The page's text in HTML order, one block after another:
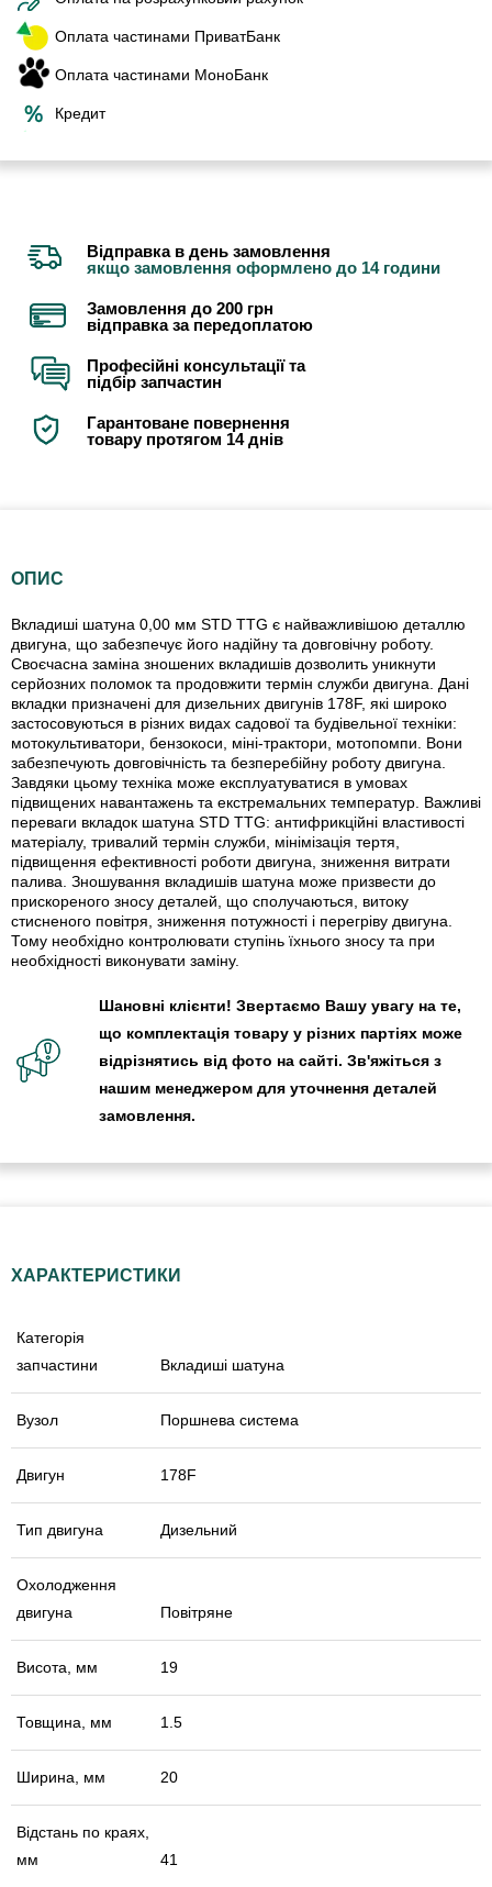
Оплата частинами ПриватБанк
Оплата частинами МоноБанк
Кредит
Відправка в день замовлення
якщо замовлення оформлено до 14 години
Замовлення до 200 грн
відправка за передоплатою
Професійні консультації та
підбір запчастин
Гарантоване повернення
товару протягом 14 днів
ОПИС
Вкладиші шатуна 0,00 мм STD TTG є найважливішою деталлю
двигуна, що забезпечує його надійну та довговічну роботу.
Своєчасна заміна зношених вкладишів дозволить уникнути
серйозних поломок та продовжити термін служби двигуна. Дані
вкладки призначені для дизельних двигунів 178F, які широко
застосовуються в різних видах садової та будівельної техніки:
мотокультиватори, бензокоси, міні-трактори, мотопомпи. Вони
забезпечують довговічність та безперебійну роботу двигуна.
Завдяки цьому техніка може експлуатуватися в умовах
підвищених навантажень та екстремальних температур. Важливі
переваги вкладок шатуна STD TTG: антифрикційні властивості
матеріалу, тривалий термін служби, мінімізація тертя,
підвищення ефективності роботи двигуна, зниження витрати
палива. Зношування вкладишів шатуна може призвести до
прискореного зносу деталей, що сполучаються, витоку
стисненого повітря, зниження потужності і перегріву двигуна.
Тому необхідно контролювати ступінь їхнього зносу та при
необхідності виконувати заміну.
Шановні клієнти! Звертаємо Вашу увагу на те,
що комплектація товару у різних партіях може
відрізнятись від фото на сайті. Зв'яжіться з
нашим менеджером для уточнення деталей
замовлення.
ХАРАКТЕРИСТИКИ
Категорія
запчастини
Вкладиші шатуна
Вузол Поршнева система
Двигун 178F
Тип двигуна Дизельний
Охолодження
двигуна
Повітряне
Висота, мм 19
Товщина, мм 1.5
Ширина, мм 20
Відстань по краях,
мм
41